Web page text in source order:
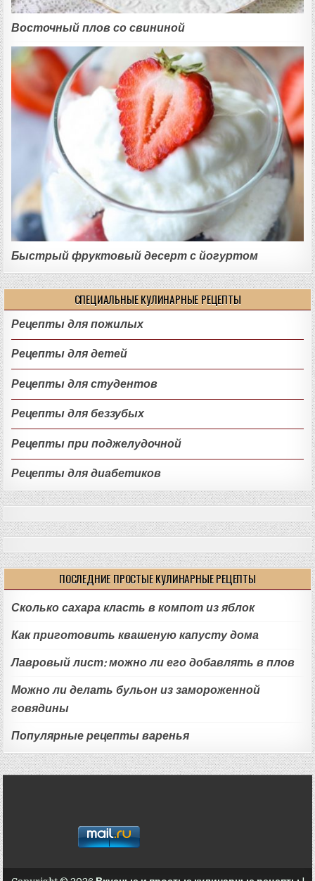
Восточный плов со свининой
Быстрый фруктовый десерт с йогуртом
СПЕЦИАЛЬНЫЕ КУЛИНАРНЫЕ РЕЦЕПТЫ
Рецепты для пожилых
Рецепты для детей
Рецепты для студентов
Рецепты для беззубых
Рецепты при поджелудочной
Рецепты для диабетиков
ПОСЛЕДНИЕ ПРОСТЫЕ КУЛИНАРНЫЕ РЕЦЕПТЫ
Сколько сахара класть в компот из яблок
Как приготовить квашеную капусту дома
Лавровый лист: можно ли его добавлять в плов
Можно ли делать бульон из замороженной
говядины
Популярные рецепты варенья